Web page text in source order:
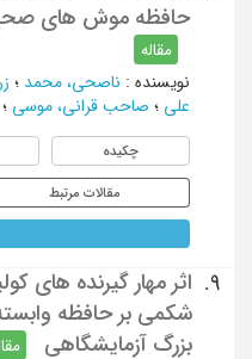
حافظه موش های
مقاله
نویسنده : ناصحی، محمد ؛
علی ؛ صاحب قرانی، موسی ؛
چکیده
مقالات مرتبط
9.
اثر مهار گیرنده های
شکمی بر حافظه
بزرگ آزمایشگاهی